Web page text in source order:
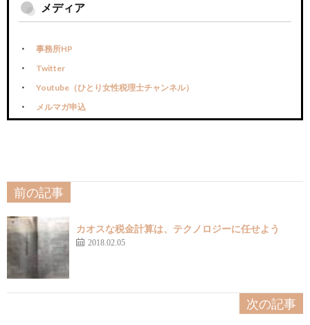
メディア
事務所HP
Twitter
Youtube（ひとり女性税理士チャンネル）
メルマガ申込
前の記事
カオスな税金計算は、テクノロジーに任せよう
2018.02.05
次の記事